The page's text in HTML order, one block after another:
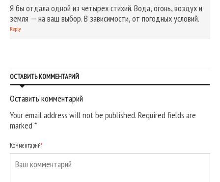
Я бы отдала одной из четырех стихий. Вода, огонь, воздух и
земля — на ваш выбор. В зависимости, от погодных условий.
Reply
ОСТАВИТЬ КОММЕНТАРИЙ
Оставить комментарий
Your email address will not be published. Required fields are
marked*
Комментарий*